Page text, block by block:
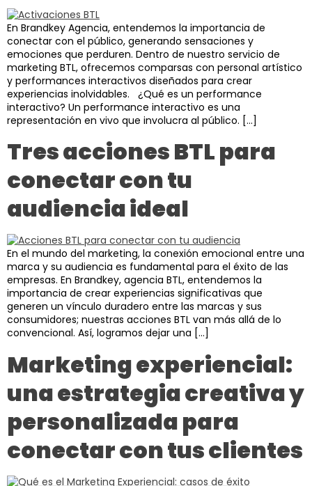
En Brandkey Agencia, entendemos la importancia de
conectar con el público, generando sensaciones y
emociones que perduren. Dentro de nuestro servicio de
marketing BTL, ofrecemos comparsas con personal artístico
y performances interactivos diseñados para crear
experiencias inolvidables. ¿Qué es un performance
interactivo? Un performance interactivo es una
representación en vivo que involucra al público. […]
Tres acciones BTL para
conectar con tu
audiencia ideal
En el mundo del marketing, la conexión emocional entre una
marca y su audiencia es fundamental para el éxito de las
empresas. En Brandkey, agencia BTL, entendemos la
importancia de crear experiencias significativas que
generen un vínculo duradero entre las marcas y sus
consumidores; nuestras acciones BTL van más allá de lo
convencional. Así, logramos dejar una […]
Marketing experiencial:
una estrategia creativa y
personalizada para
conectar con tus clientes